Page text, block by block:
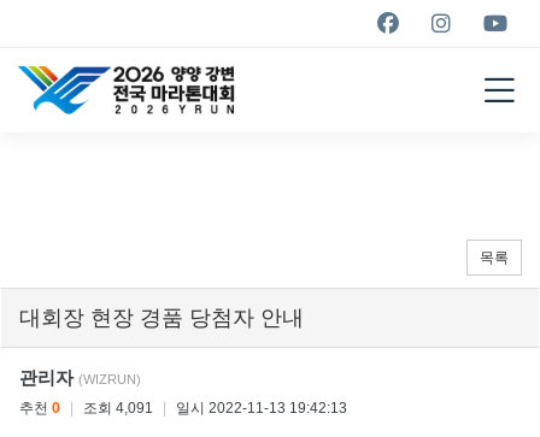
MARATHON
2026
목록
대회장 현장 경품 당첨자 안내
관리자 (WIZRUN)
추천 0 조회 4,091 일시 2022-11-13 19:42:13